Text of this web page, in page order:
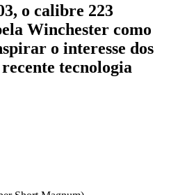
o calibre 223
Winchester como
o interesse dos
tecnologia